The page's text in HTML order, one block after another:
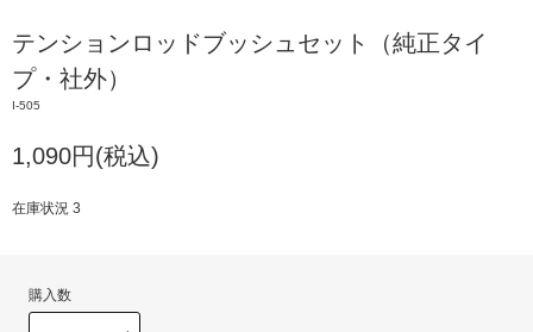
テンションロッドブッシュセット（純正タイ
プ・社外）
I-505
1,090円(税込)
在庫状況 3
購入数